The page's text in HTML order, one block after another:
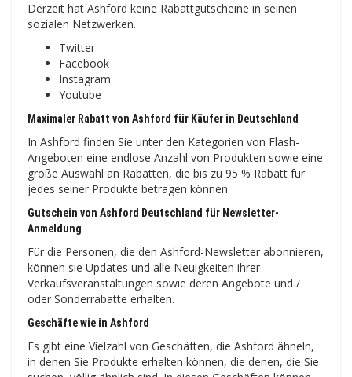
Derzeit hat Ashford keine Rabattgutscheine in seinen
sozialen Netzwerken.
Twitter
Facebook
Instagram
Youtube
Maximaler Rabatt von Ashford für Käufer in Deutschland
In Ashford finden Sie unter den Kategorien von Flash-
Angeboten eine endlose Anzahl von Produkten sowie eine
große Auswahl an Rabatten, die bis zu 95 % Rabatt für
jedes seiner Produkte betragen können.
Gutschein von Ashford Deutschland für Newsletter-
Anmeldung
Für die Personen, die den Ashford-Newsletter abonnieren,
können sie Updates und alle Neuigkeiten ihrer
Verkaufsveranstaltungen sowie deren Angebote und /
oder Sonderrabatte erhalten.
Geschäfte wie in Ashford
Es gibt eine Vielzahl von Geschäften, die Ashford ähneln,
in denen Sie Produkte erhalten können, die denen, die Sie